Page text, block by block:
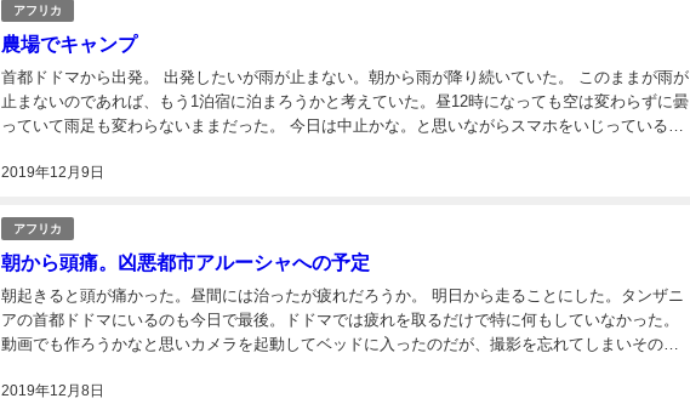
アフリカ
農場でキャンプ
2019年12月9日
首都ドドマから出発。 出発したいが雨が止まない。朝から雨が降り続いていた。 このままが雨が
止まないのであれば、もう1泊宿に泊まろうかと考えていた。昼12時になっても空は変わらずに曇
っていて雨足も変わらないままだった。 今日は中止かな。と思いながらスマホをいじっている
アフリカ
朝から頭痛。凶悪都市アルーシャへの予定
2019年12月8日
朝起きると頭が痛かった。昼間には治ったが疲れだろうか。 明日から走ることにした。タンザニ
アの首都ドドマにいるのも今日で最後。ドドマでは疲れを取るだけで特に何もしていなかった。
動画でも作ろうかなと思いカメラを起動してベッドに入ったのだが、撮影を忘れてしまいそのま
か...